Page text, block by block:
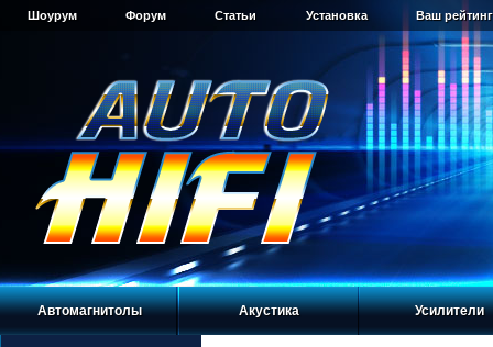
Шоурум Форум Статьи Установка Ваш
Автомагнитолы Акустика Усилители